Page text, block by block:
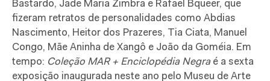
Bastardo, Jade Maria Zimbra e Rafael Bqueer, que
fizeram retratos de personalidades como Abdias
Nascimento, Heitor dos Prazeres, Tia Ciata, Manuel
Congo, Mãe Aninha de Xangô e João da Goméia. Em
tempo: Coleção MAR + Enciclopédia Negraé a sexta
exposição inaugurada neste ano pelo Museu de Arte